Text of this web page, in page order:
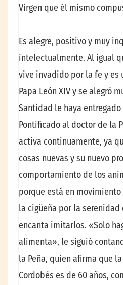
Virgen que él mismo
Es alegre, positivo y muy
intelectualmente. Al igual
vive invadido por la fe y es
Papa León XIV y se alegró
Santidad le haya
Pontificado al doctor de la
activa continuamente, ya
cosas nuevas y su nuevo
comportamiento de los
porque está en
la cigüeña por la
encanta imitarlos. «Solo
alimenta», le siguió
la Peña, quien afirma que
Cordobés es de 60 años,